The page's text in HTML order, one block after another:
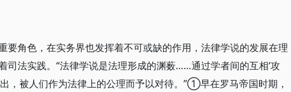
要角色，在实务界也发挥着不可或缺的作用，法律学说的发展在理
司法实践。“法律学说是法理形成的渊薮……通过学者间的互相‘攻
，被人们作为法律上的公理而予以对待。”①早在罗马帝国时期，